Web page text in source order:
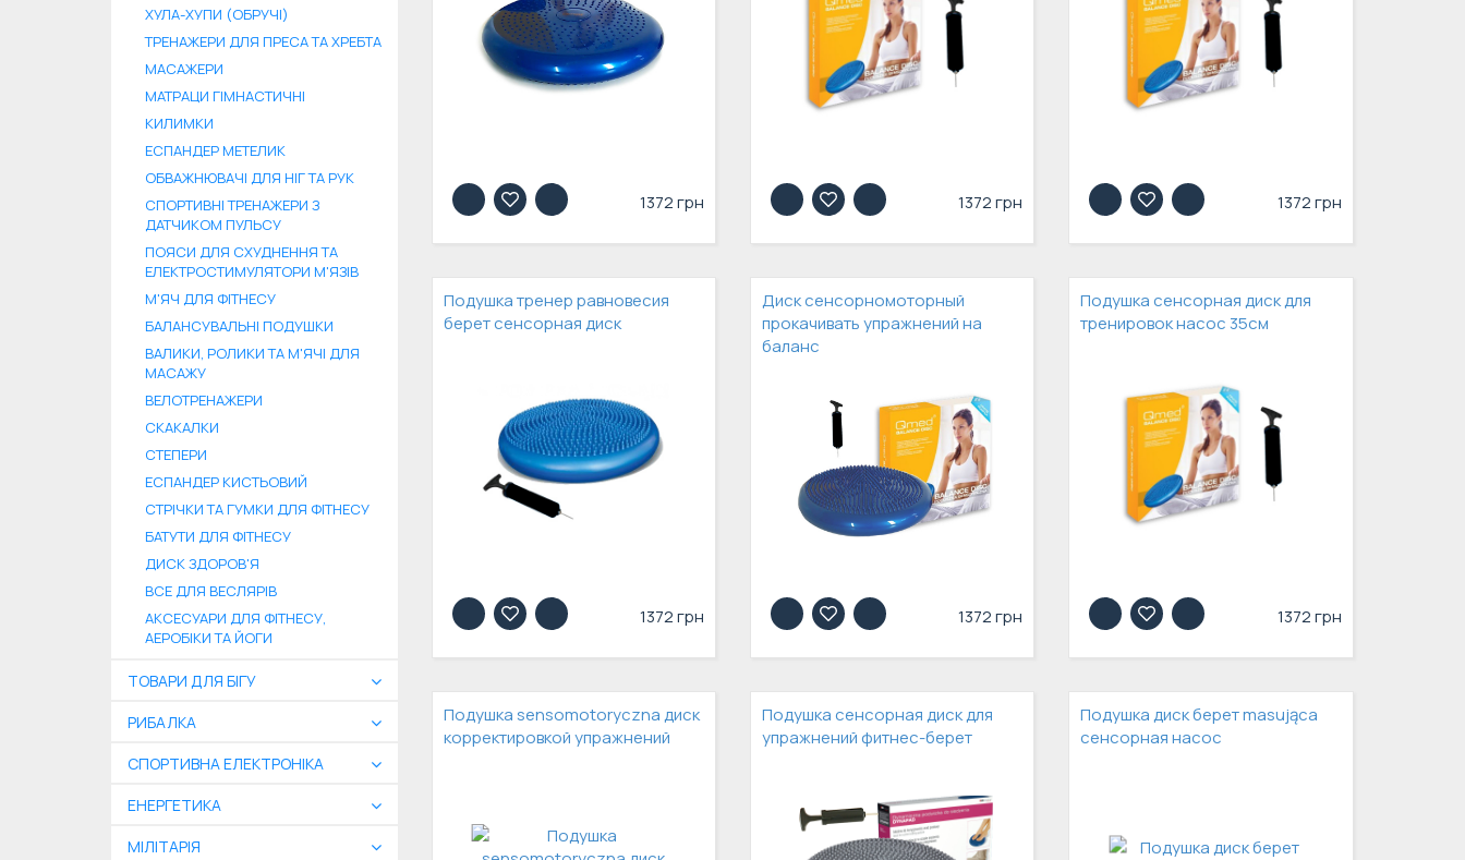
ХУЛА-ХУПИ (ОБРУЧІ)
ТРЕНАЖЕРИ ДЛЯ ПРЕСА ТА ХРЕБТА
МАСАЖЕРИ
МАТРАЦИ ГІМНАСТИЧНІ
КИЛИМКИ
ЕСПАНДЕР МЕТЕЛИК
ОБВАЖНЮВАЧІ ДЛЯ НІГ ТА РУК
СПОРТИВНІ ТРЕНАЖЕРИ З
ДАТЧИКОМ ПУЛЬСУ
ПОЯСИ ДЛЯ СХУДНЕННЯ ТА
ЕЛЕКТРОСТИМУЛЯТОРИ М'ЯЗІВ
М'ЯЧ ДЛЯ ФІТНЕСУ
БАЛАНСУВАЛЬНІ ПОДУШКИ
ВАЛИКИ, РОЛИКИ ТА М'ЯЧІ ДЛЯ
МАСАЖУ
ВЕЛОТРЕНАЖЕРИ
СКАКАЛКИ
СТЕПЕРИ
ЕСПАНДЕР КИСТЬОВИЙ
СТРІЧКИ ТА ГУМКИ ДЛЯ ФІТНЕСУ
БАТУТИ ДЛЯ ФІТНЕСУ
ДИСК ЗДОРОВ'Я
ВСЕ ДЛЯ ВЕСЛЯРІВ
АКСЕСУАРИ ДЛЯ ФІТНЕСУ,
АЕРОБІКИ ТА ЙОГИ
ТОВАРИ ДЛЯ БІГУ
РИБАЛКА
СПОРТИВНА ЕЛЕКТРОНІКА
ЕНЕРГЕТИКА
МІЛІТАРІЯ
1372 грн 1372 грн 1372 грн
Подушка тренер равновесия
берет сенсорная диск
1372 грн
Диск сенсорномоторный
прокачивать упражнений на
баланс
1372 грн
Подушка сенсорная диск для
тренировок насос 35см
1372 грн
Подушка sensomotoryczna диск
корректировкой упражнений
Подушка сенсорная диск для
упражнений фитнес-берет
Подушка диск берет masująca
сенсорная насос